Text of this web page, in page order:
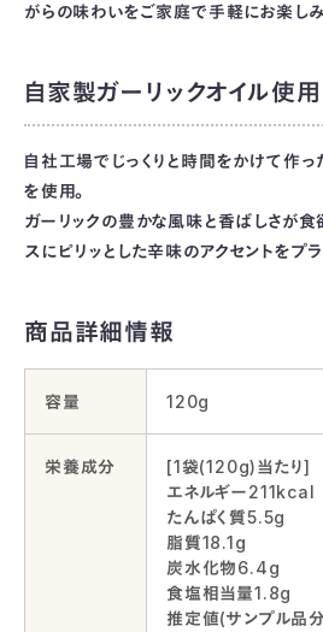
がらの味わいをご家庭で手軽にお楽しみ
自家製ガーリックオイル使用
自社工場でじっくりと時間をかけて作っ
を使用。
ガーリックの豊かな風味と香ばしさが食
スにピリッとした辛味のアクセントをプラ
商品詳細情報
容量 120g
栄養成分
[1袋(120g)当たり]
エネルギー211kcal
たんぱく質5.5g
脂質18.1g
炭水化物6.4g
食塩相当量1.8g
推定値(サンプル品